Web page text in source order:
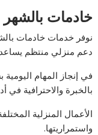
خادمات
نوفر خدمات خادمات
دعم منزلي منتظم يساعد
في إنجاز المهام
بالخبرة والاحترافية في
الأعمال المنزلية
واستمراريتها.